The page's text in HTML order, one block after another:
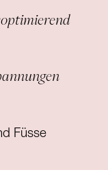
Füsse